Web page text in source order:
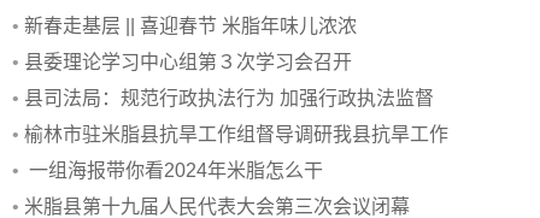
• 新春走基层 || 喜迎春节 米脂年味儿浓浓
• 县委理论学习中心组第３次学习会召开
• 县司法局：规范行政执法行为 加强行政执法监督
• 榆林市驻米脂县抗旱工作组督导调研我县抗旱工作
• 一组海报带你看2024年米脂怎么干
• 米脂县第十九届人民代表大会第三次会议闭幕